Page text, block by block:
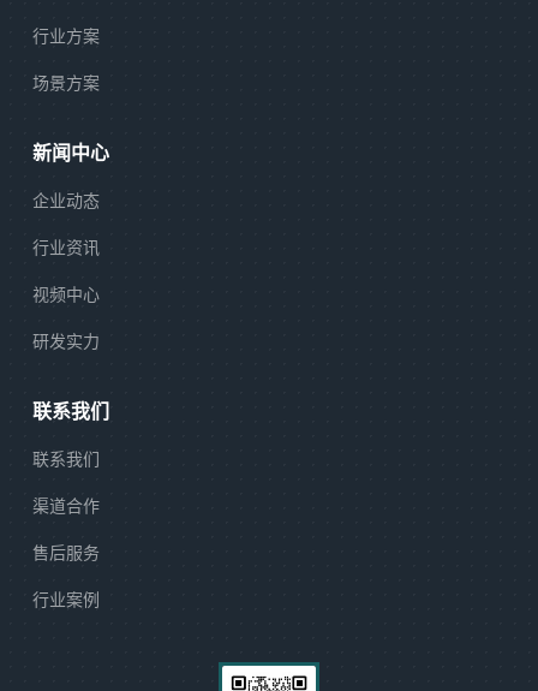
行业方案
场景方案
新闻中心
企业动态
行业资讯
视频中心
研发实力
联系我们
联系我们
渠道合作
售后服务
行业案例